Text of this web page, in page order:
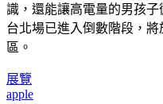
識，還能讓高電量的男孩子
台北場已進入倒數階段，
區。
展覽
apple